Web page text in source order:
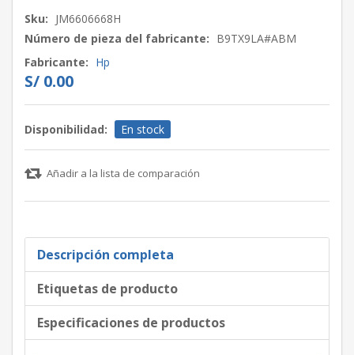
Sku: JM6606668H
Número de pieza del fabricante: B9TX9LA#ABM
Fabricante: Hp
S/ 0.00
Disponibilidad: En stock
Añadir a la lista de comparación
Descripción completa
Etiquetas de producto
Especificaciones de productos